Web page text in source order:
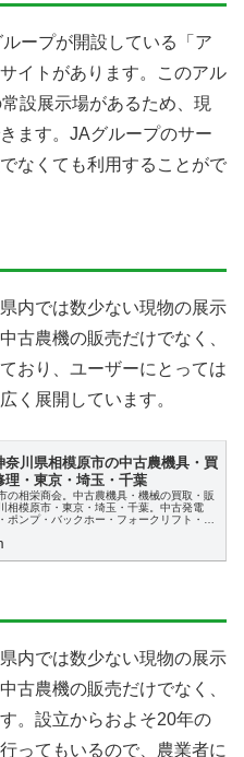
ープが開設している「ア
イトがあります。このアル
設展示場があるため、現
ます。JAグループのサー
なくても利用することがで
内では数少ない現物の展示
古農機の販売だけでなく、
おり、ユーザーにとっては
く展開しています。
奈川県相模原市の中古農機具・買
理・東京・埼玉・千葉
の相栄商会。中古農機具・機械の買取・販
相模原市・東京・埼玉・千葉。中古発電
ポンプ・バックホー・フォークリフト・耕
理・販売もおこなっております。...
内では数少ない現物の展示
古農機の販売だけでなく、
。設立からおよそ20年の
ってもいるので、農業者に